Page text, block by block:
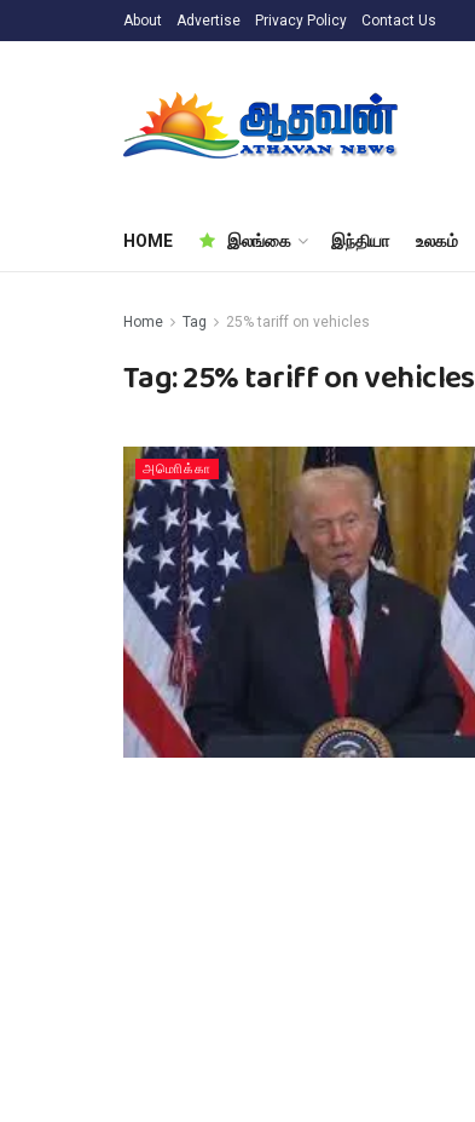
About Advertise Privacy Policy Contact Us
HOME இலங்கை இந்தியா உலகம்
Home Tag 25% tariff on vehicles
Tag:25% tariff on vehicles
அமொிக்கா